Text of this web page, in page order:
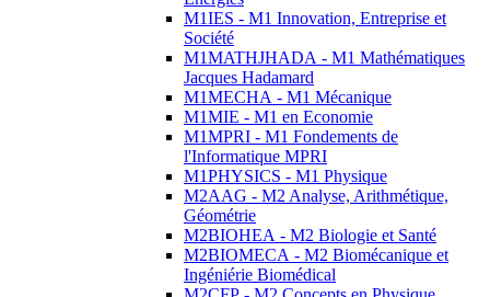
M1IES - M1 Innovation, Entreprise et
Société
M1MATHJHADA - M1 Mathématiques
Jacques Hadamard
M1MECHA - M1 Mécanique
M1MIE - M1 en Economie
M1MPRI - M1 Fondements de
l'Informatique MPRI
M1PHYSICS - M1 Physique
M2AAG - M2 Analyse, Arithmétique,
Géométrie
M2BIOHEA - M2 Biologie et Santé
M2BIOMECA - M2 Biomécanique et
Ingéniérie Biomédical